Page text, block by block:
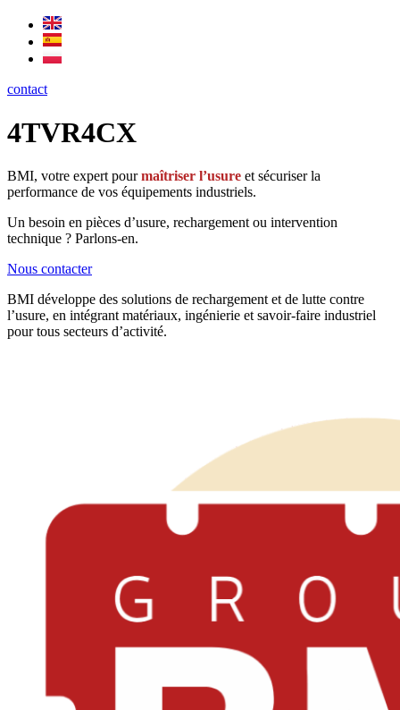
contact
4TVR4CX
BMI, votre expert pourmaîtriser l’usure et sécuriser la
performance de vos équipements industriels.
Un besoin en pièces d’usure, rechargement ou intervention
technique ? Parlons-en.
Nous contacter
BMI développe des solutions de rechargement et de lutte contre
l’usure, en intégrant matériaux, ingénierie et savoir-faire industriel
pour tous secteurs d’activité.